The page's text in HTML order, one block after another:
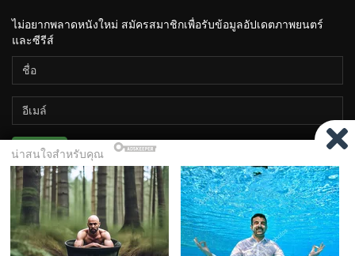
ไม่อยากพลาดหนังใหม่ สมัครสมาชิกเพื่อรับข้อมูลอัปเดตภาพยนตร์
และซีรีส์
ติดตาม
Copyright ©2026HiSOTV.COM เว็บดูหนัง ซีรีส์ ออนไลน์ ฟรี